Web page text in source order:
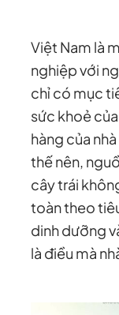
Việt Nam là
nghiệp với
chỉ có mục
sức khoẻ
hàng của
thế nên,
cây trái
toàn theo
dinh dưỡng
là điều mà